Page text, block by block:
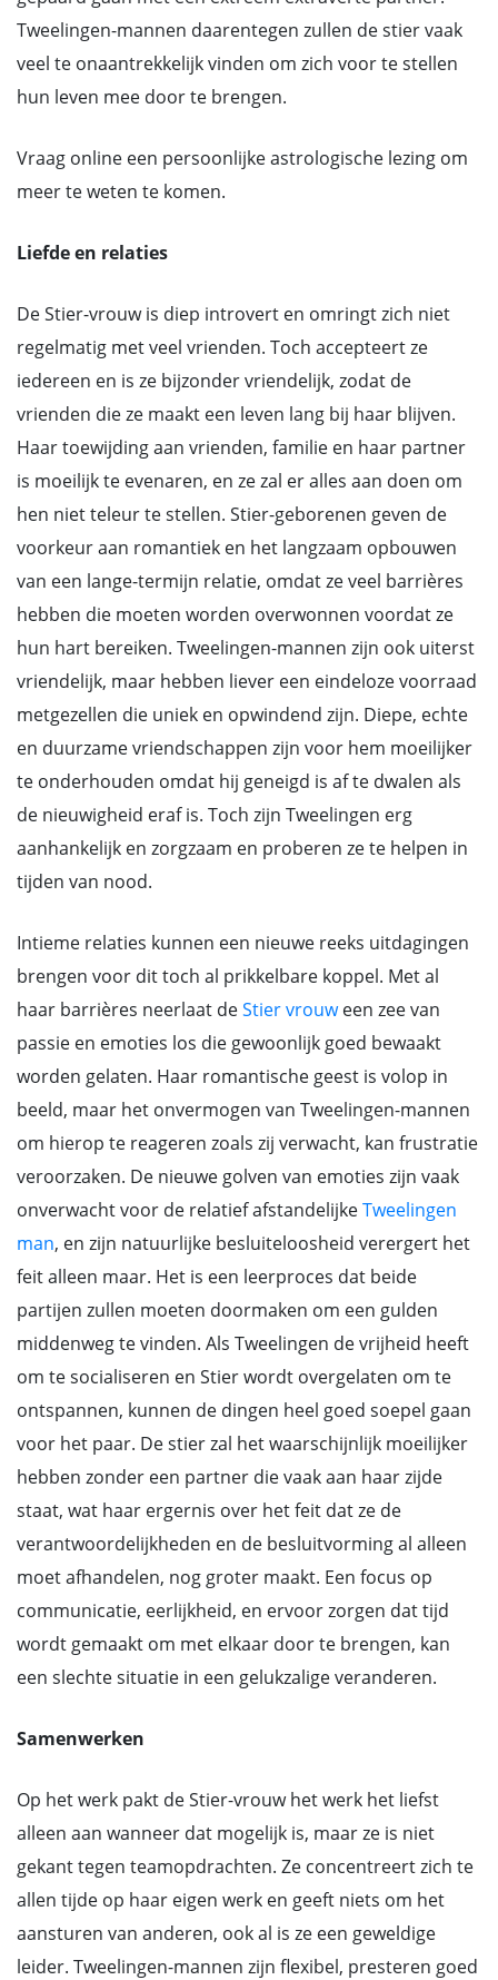
Tweelingen-mannen daarentegen zullen de stier vaak
veel te onaantrekkelijk vinden om zich voor te stellen
hun leven mee door te brengen.
Vraag online een persoonlijke astrologische lezing om
meer te weten te komen.
Liefde en relaties
De Stier-vrouw is diep introvert en omringt zich niet
regelmatig met veel vrienden. Toch accepteert ze
iedereen en is ze bijzonder vriendelijk, zodat de
vrienden die ze maakt een leven lang bij haar blijven.
Haar toewijding aan vrienden, familie en haar partner
is moeilijk te evenaren, en ze zal er alles aan doen om
hen niet teleur te stellen. Stier-geborenen geven de
voorkeur aan romantiek en het langzaam opbouwen
van een lange-termijn relatie, omdat ze veel barrières
hebben die moeten worden overwonnen voordat ze
hun hart bereiken. Tweelingen-mannen zijn ook uiterst
vriendelijk, maar hebben liever een eindeloze voorraad
metgezellen die uniek en opwindend zijn. Diepe, echte
en duurzame vriendschappen zijn voor hem moeilijker
te onderhouden omdat hij geneigd is af te dwalen als
de nieuwigheid eraf is. Toch zijn Tweelingen erg
aanhankelijk en zorgzaam en proberen ze te helpen in
tijden van nood.
Intieme relaties kunnen een nieuwe reeks uitdagingen
brengen voor dit toch al prikkelbare koppel. Met al
haar barrières neerlaat deStier vrouween zee van
passie en emoties los die gewoonlijk goed bewaakt
worden gelaten. Haar romantische geest is volop in
beeld, maar het onvermogen van Tweelingen-mannen
om hierop te reageren zoals zij verwacht, kan frustratie
veroorzaken. De nieuwe golven van emoties zijn vaak
onverwacht voor de relatief afstandelijkeTweelingen
man, en zijn natuurlijke besluiteloosheid verergert het
feit alleen maar. Het is een leerproces dat beide
partijen zullen moeten doormaken om een gulden
middenweg te vinden. Als Tweelingen de vrijheid heeft
om te socialiseren en Stier wordt overgelaten om te
ontspannen, kunnen de dingen heel goed soepel gaan
voor het paar. De stier zal het waarschijnlijk moeilijker
hebben zonder een partner die vaak aan haar zijde
staat, wat haar ergernis over het feit dat ze de
verantwoordelijkheden en de besluitvorming al alleen
moet afhandelen, nog groter maakt. Een focus op
communicatie, eerlijkheid, en ervoor zorgen dat tijd
wordt gemaakt om met elkaar door te brengen, kan
een slechte situatie in een gelukzalige veranderen.
Samenwerken
Op het werk pakt de Stier-vrouw het werk het liefst
alleen aan wanneer dat mogelijk is, maar ze is niet
gekant tegen teamopdrachten. Ze concentreert zich te
allen tijde op haar eigen werk en geeft niets om het
aansturen van anderen, ook al is ze een geweldige
leider. Tweelingen-mannen zijn flexibel, presteren goed